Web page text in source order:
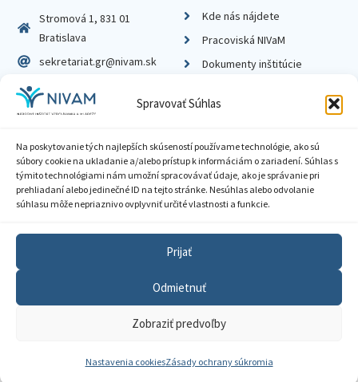
Spravovať Súhlas
Na poskytovanie tých najlepších skúseností používame technológie, ako sú
súbory cookie na ukladanie a/alebo prístup k informáciám o zariadení. Súhlas s
týmito technológiami nám umožní spracovávať údaje, ako je správanie pri
prehliadaní alebo jedinečné ID na tejto stránke. Nesúhlas alebo odvolanie
súhlasu môže nepriaznivo ovplyvniť určité vlastnosti a funkcie.
Prijať
Odmietnuť
Zobraziť predvoľby
Nastavenia cookiesZásady ochrany súkromia
Stromová 1, 831 01
Bratislava
sekretariat.gr@nivam.sk
IČO: 00164348
DIČ: 2020798714
Kde nás nájdete
Pracoviská NIVaM
Dokumenty inštitúcie
© 2026 Národný inštitút vzdelávania a mládeže
Zásady ochrany súkromia
Sprístupnenie informácií
Nastavenia cookies
GDPR